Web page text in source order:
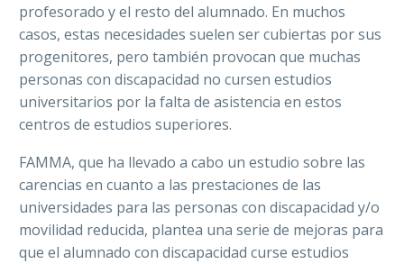
profesorado y el resto del alumnado. En muchos
casos, estas necesidades suelen ser cubiertas por sus
progenitores, pero también provocan que muchas
personas con discapacidad no cursen estudios
universitarios por la falta de asistencia en estos
centros de estudios superiores.
FAMMA, que ha llevado a cabo un estudio sobre las
carencias en cuanto a las prestaciones de las
universidades para las personas con discapacidad y/o
movilidad reducida, plantea una serie de mejoras para
que el alumnado con discapacidad curse estudios